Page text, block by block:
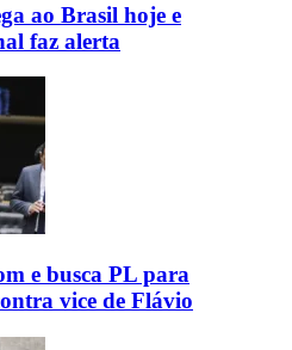
ao Brasil hoje e
faz alerta
e busca PL para
vice de Flávio